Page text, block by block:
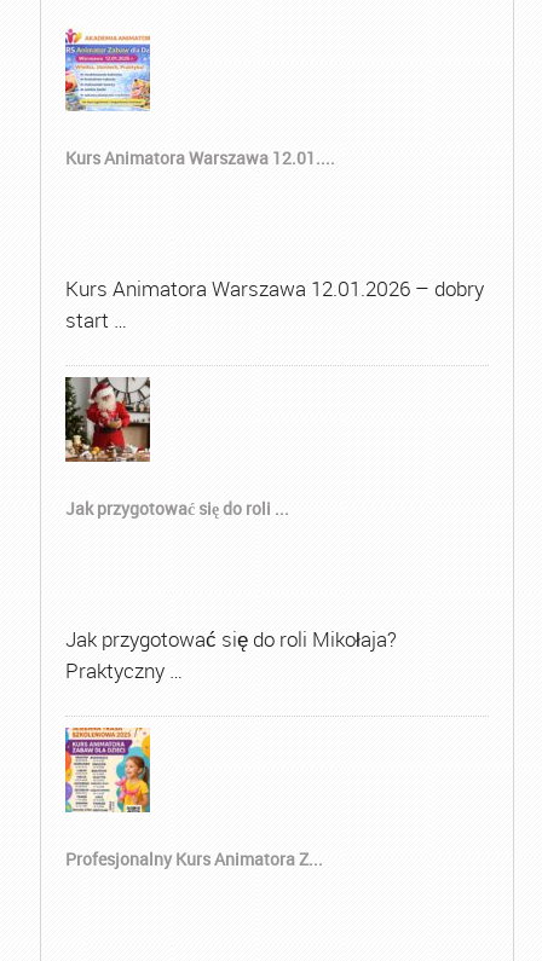
Kurs Animatora Warszawa 12.01....
Kurs Animatora Warszawa 12.01.2026 – dobry
start …
Jak przygotować się do roli ...
Jak przygotować się do roli Mikołaja?
Praktyczny …
Profesjonalny Kurs Animatora Z...